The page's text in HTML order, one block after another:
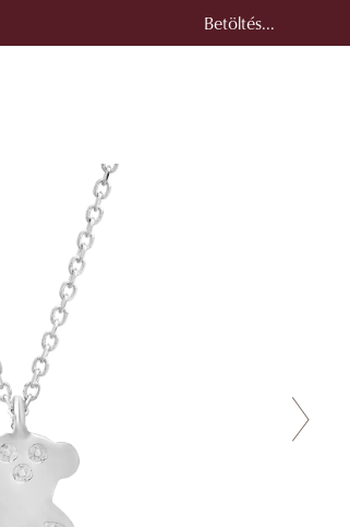
Betöltés...